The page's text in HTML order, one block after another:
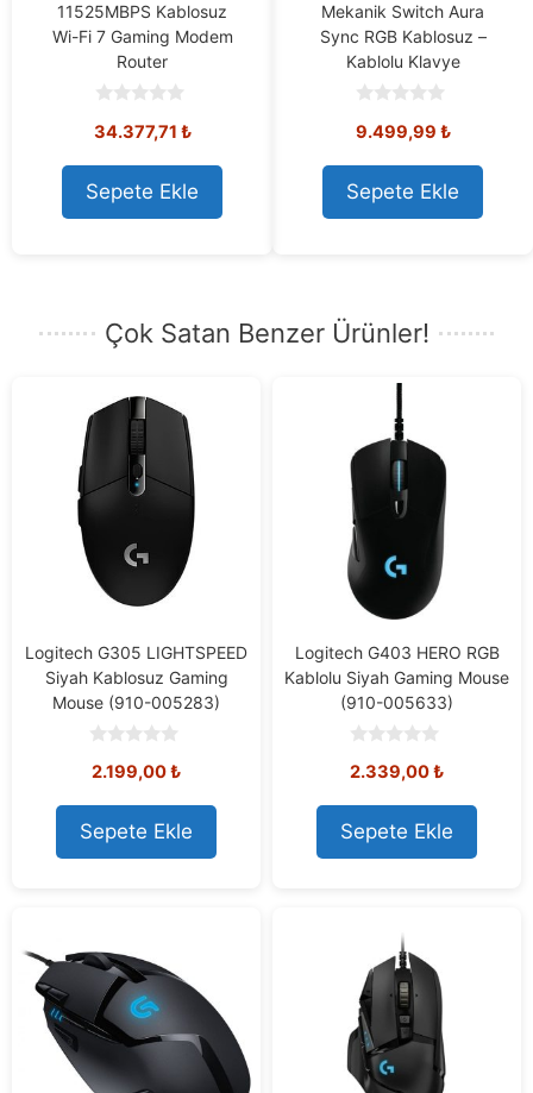
11525MBPS Kablosuz
Wi-Fi 7 Gaming Modem
Router
o
t
o
f
5
34.377,71 ₺
Sepete Ekle
Mekanik Switch Aura
Sync RGB Kablosuz –
Kablolu Klavye
o
t
o
f
5
9.499,99 ₺
Sepete Ekle
Çok Satan Benzer Ürünler!
Logitech G305 LIGHTSPEED
Siyah Kablosuz Gaming
Mouse (910-005283)
o
t
o
f
5
2.199,00₺
Sepete Ekle
Logitech G403 HERO RGB
Kablolu Siyah Gaming Mouse
(910-005633)
o
t
o
f
5
2.339,00₺
Sepete Ekle